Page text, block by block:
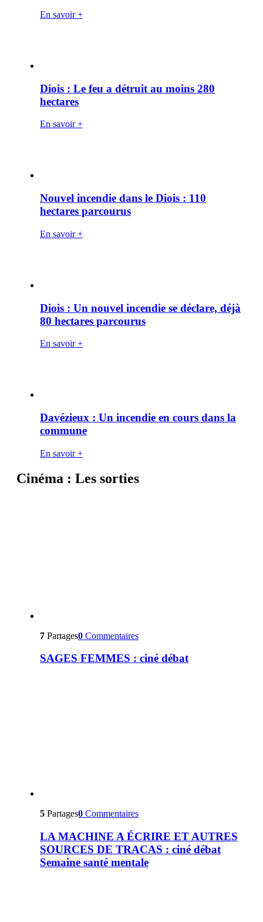
En savoir +
Diois : Le feu a détruit au moins 280
hectares
En savoir +
Nouvel incendie dans le Diois : 110
hectares parcourus
En savoir +
Diois : Un nouvel incendie se déclare, déjà
80 hectares parcourus
En savoir +
Davézieux : Un incendie en cours dans la
commune
En savoir +
Cinéma : Les sorties
7 Partages0 Commentaires
SAGES FEMMES : ciné débat
5 Partages0 Commentaires
LA MACHINE A ÉCRIRE ET AUTRES
SOURCES DE TRACAS : ciné débat
Semaine santé mentale